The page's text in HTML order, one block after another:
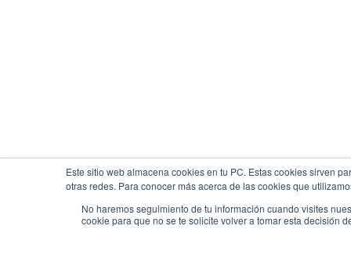
Este sitio web almacena cookies en tu PC. Estas cookies sirven
otras redes. Para conocer más acerca de las cookies que
No haremos seguimiento de tu información cuando visites
cookie para que no se te solicite volver a tomar esta decisión